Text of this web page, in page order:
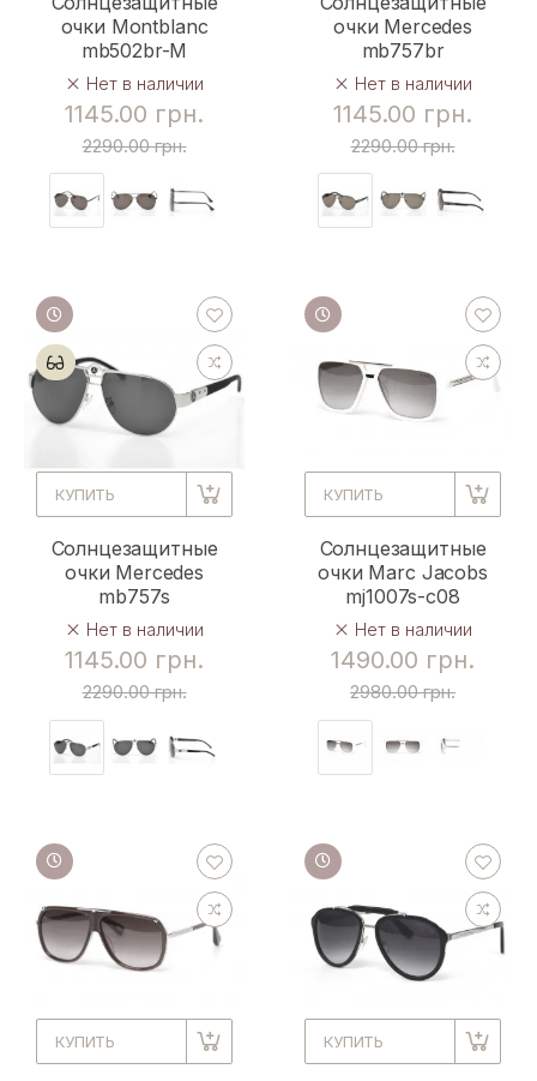
очки Montblanc
mb502br-M
Нет в наличии
1145.00 грн.
2290.00 грн.
очки Mercedes
mb757br
Нет в наличии
1145.00 грн.
2290.00 грн.
КУПИТЬ
Солнцезащитные
очки Mercedes
mb757s
Нет в наличии
1145.00 грн.
2290.00 грн.
КУПИТЬ
Солнцезащитные
очки Marc Jacobs
mj1007s-c08
Нет в наличии
1490.00 грн.
2980.00 грн.
КУПИТЬ КУПИТЬ